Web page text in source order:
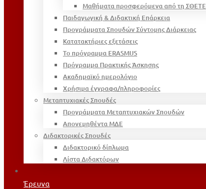
Μαθήματα προσφερόμενα από τη ΣΘΕΤΕ
Παιδαγωγική & Διδακτική Επάρκεια
Προγράμματα Σπουδών Σύντομης Διάρκειας
Κατατακτήριες εξετάσεις
Το πρόγραμμα ERASMUS
Πρόγραμμα Πρακτικής Άσκησης
Ακαδημαϊκό ημερολόγιο
Χρήσιμα έγγραφα/πληροφορίες
Μεταπτυχιακές Σπουδές
Προγράμματα Μεταπτυχιακών Σπουδών
Απονεμηθέντα ΜΔΕ
Διδακτορικές Σπουδές
Διδακτορικό δίπλωμα
Λίστα Διδακτόρων
Έρευνα